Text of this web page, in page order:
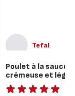
Tefal
Poulet à la sauce
crémeuse et